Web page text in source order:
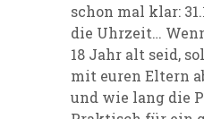
schon mal klar:
die Uhrzeit…
18 Jahr alt seid,
mit euren Eltern
und wie lang die